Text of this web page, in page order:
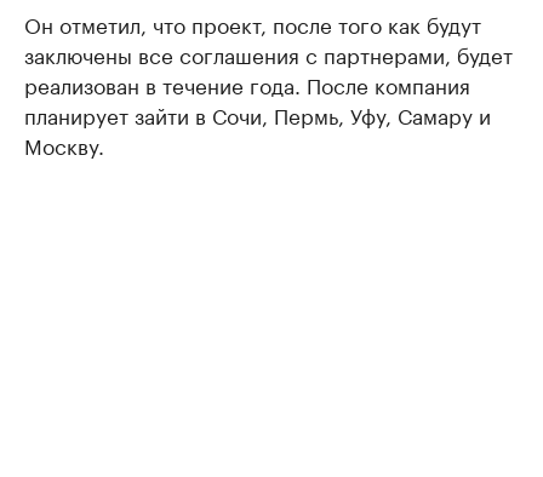
Он отметил, что проект, после того как будут
заключены все соглашения с партнерами, будет
реализован в течение года. После компания
планирует зайти в Сочи, Пермь, Уфу, Самару и
Москву.